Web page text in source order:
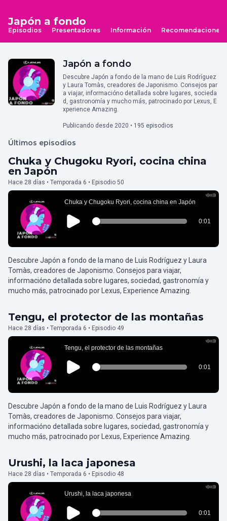
Japón a fondo
Episodios Presentadores Información Recomendaciones
Japón a fondo
Descubre Japón a fondo de la mano de Luis Rodríguez
y Laura Tomàs, creadores de Japonismo. Consejos par
a viajar, informacióno detallada sobre lugares, socieda
d, gastronomía y mucho más, patrocinado por Lexus, E
xperience Amazing.
Publicando desde 2020 • 195 episodios
Últimos episodios
Chuka y Chugoku Ryori, cocina china
en Japón
Hace 28 días • Temporada 6 • Episodio 50
Descubre Japón a fondo de la mano de Luis Rodríguez y Laura
Tomàs, creadores de Japonismo. Consejos para viajar,
informacióno detallada sobre lugares, sociedad, gastronomía y
mucho más, patrocinado por Lexus, Experience Amazing.
Tengu, el protector de las montañas
Hace 28 días • Temporada 6 • Episodio 49
Descubre Japón a fondo de la mano de Luis Rodríguez y Laura
Tomàs, creadores de Japonismo. Consejos para viajar,
informacióno detallada sobre lugares, sociedad, gastronomía y
mucho más, patrocinado por Lexus, Experience Amazing.
Urushi, la laca japonesa
Hace 28 días • Temporada 6 • Episodio 48